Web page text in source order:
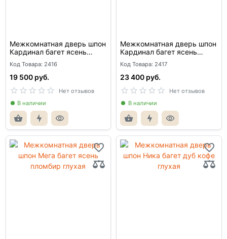
Межкомнатная дверь шпон
Кардинал багет ясень
авангард глухая
Код Товара: 2416
19 500 руб.
Нет отзывов
В наличии
Межкомнатная дверь шпон
Кардинал багет ясень
авангард со стеклом
Код Товара: 2417
23 400 руб.
Нет отзывов
В наличии